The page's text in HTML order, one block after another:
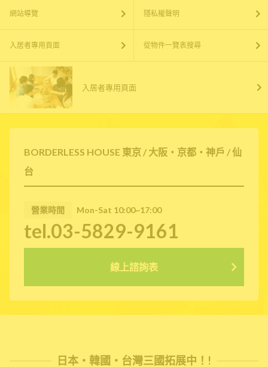
BORDERLESS HOUSE 東京 / 大阪・京都・神戶 / 仙
台
營業時間 Mon-Sat 10:00~17:00
tel.03-5829-9161
線上諮詢表
網站導覽 隱私權聲明
入居者專用頁面 從物件一覽表搜尋
入居者專用頁面
日本・韓國・台灣三國拓展中！!